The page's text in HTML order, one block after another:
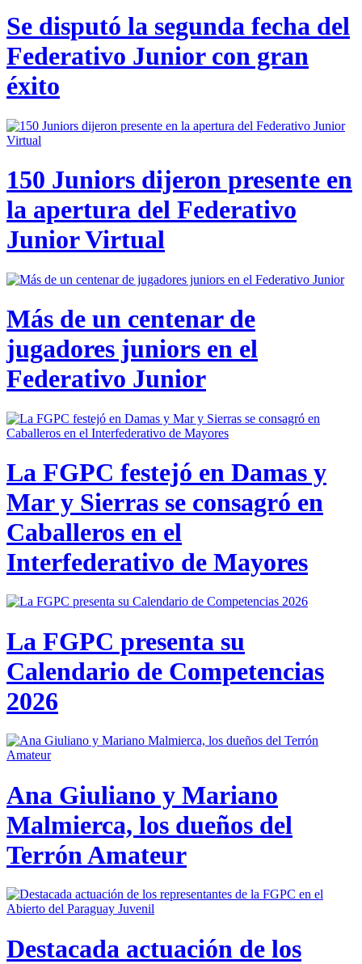
Se disputó la segunda fecha del
Federativo Junior con gran
éxito
150 Juniors dijeron presente en
la apertura del Federativo
Junior Virtual
Más de un centenar de
jugadores juniors en el
Federativo Junior
La FGPC festejó en Damas y
Mar y Sierras se consagró en
Caballeros en el
Interfederativo de Mayores
La FGPC presenta su
Calendario de Competencias
2026
Ana Giuliano y Mariano
Malmierca, los dueños del
Terrón Amateur
Destacada actuación de los